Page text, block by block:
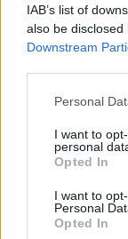
IAB’s list of
also be
Downstream
Please note that
not limited to
grant or deny
use your data
consent section.
Personal
I want to
personal
Opted In
I want to
Personal
Opted In
megérzéseidre
Kövesd a
ÁGYNEMŰ